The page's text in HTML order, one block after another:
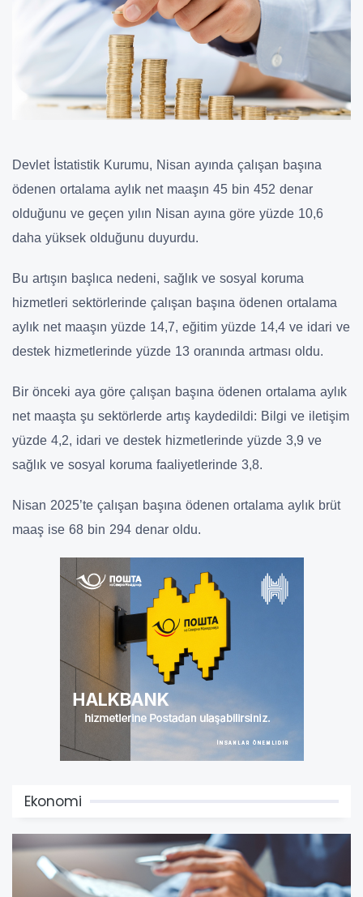
Devlet İstatistik Kurumu, Nisan ayında çalışan başına
ödenen ortalama aylık net maaşın 45 bin 452 denar
olduğunu ve geçen yılın Nisan ayına göre yüzde 10,6
daha yüksek olduğunu duyurdu.
Bu artışın başlıca nedeni, sağlık ve sosyal koruma
hizmetleri sektörlerinde çalışan başına ödenen ortalama
aylık net maaşın yüzde 14,7, eğitim yüzde 14,4 ve idari ve
destek hizmetlerinde yüzde 13 oranında artması oldu.
Bir önceki aya göre çalışan başına ödenen ortalama aylık
net maaşta şu sektörlerde artış kaydedildi: Bilgi ve iletişim
yüzde 4,2, idari ve destek hizmetlerinde yüzde 3,9 ve
sağlık ve sosyal koruma faaliyetlerinde 3,8.
Nisan 2025’te çalışan başına ödenen ortalama aylık brüt
maaş ise 68 bin 294 denar oldu.
Ekonomi